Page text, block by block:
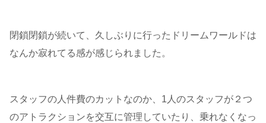
閉鎖閉鎖が続いて、久しぶりに行ったドリームワールドは
なんか寂れてる感が感じられました。
スタッフの人件費のカットなのか、1人のスタッフが２つ
のアトラクションを交互に管理していたり、乗れなくなっ